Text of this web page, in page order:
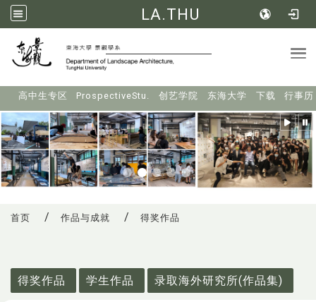
LA.THU
高中生专区 ProspectiveStu. 创艺学院 东海大学 下载 行事历
首页 作品与成就 得奖作品
得奖作品
学生作品 录取海外研究所(作品集)